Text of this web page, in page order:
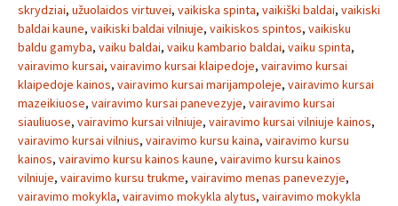
skrydziai, užuolaidos virtuvei, vaikiska spinta, vaikiški baldai, vaikiski
baldai kaune, vaikiski baldai vilniuje, vaikiskos spintos, vaikisku
baldu gamyba, vaiku baldai, vaiku kambario baldai, vaiku spinta,
vairavimo kursai, vairavimo kursai klaipedoje, vairavimo kursai
klaipedoje kainos, vairavimo kursai marijampoleje, vairavimo kursai
mazeikiuose, vairavimo kursai panevezyje, vairavimo kursai
siauliuose, vairavimo kursai vilniuje, vairavimo kursai vilniuje kainos,
vairavimo kursai vilnius, vairavimo kursu kaina, vairavimo kursu
kainos, vairavimo kursu kainos kaune, vairavimo kursu kainos
vilniuje, vairavimo kursu trukme, vairavimo menas panevezyje,
vairavimo mokykla, vairavimo mokykla alytus, vairavimo mokykla